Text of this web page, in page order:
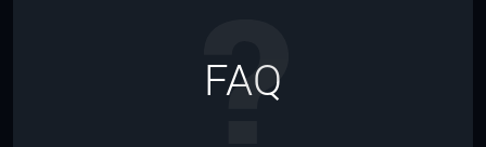
FAQ